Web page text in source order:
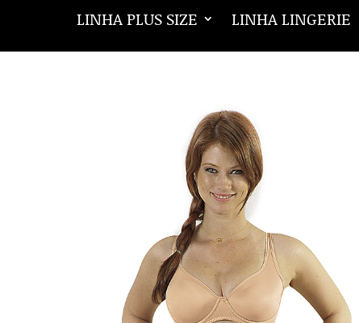
LINHA PLUS SIZE
LINHA LINGERIE